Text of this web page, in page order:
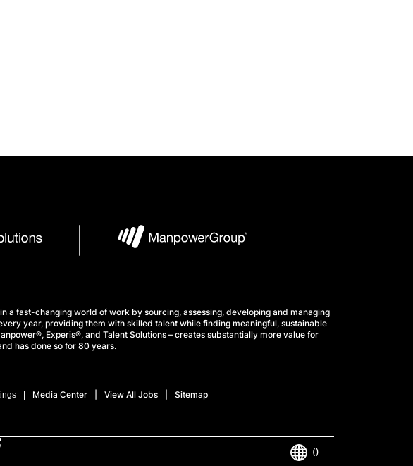
a fast-changing world of work by sourcing, assessing, developing and managing
year, providing them with skilled talent while finding meaningful, sustainable
Experis®, and Talent Solutions – creates substantially more value for
has done so for 80 years.
Media Center View All Jobs Sitemap
()